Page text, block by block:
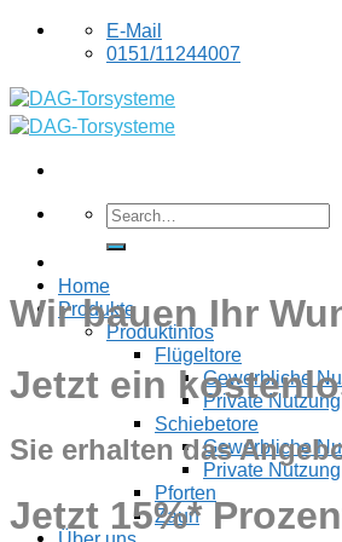
Skip
E-Mail
0151/11244007
Home
Produkte
Produktinfos
Flügeltore
Gewerbliche
Private Nutzung
Schiebetore
Gewerbliche
Private Nutzung
Pforten
Zaun
Wir bauen Ihr
Jetzt ein
Sie erhalten das
Jetzt 15%*